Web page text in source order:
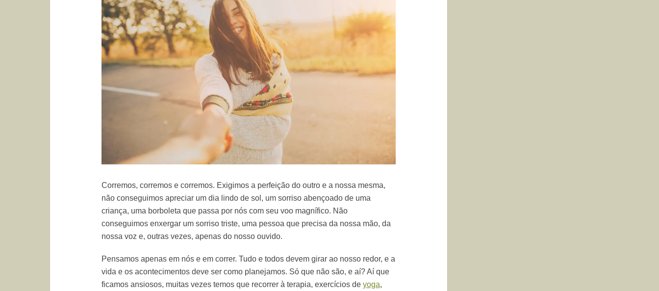
Corremos, corremos e corremos. Exigimos a perfeição do outro e a nossa mesma,
não conseguimos apreciar um dia lindo de sol, um sorriso abençoado de uma
criança, uma borboleta que passa por nós com seu voo magnífico. Não
conseguimos enxergar um sorriso triste, uma pessoa que precisa da nossa mão, da
nossa voz e, outras vezes, apenas do nosso ouvido.
Pensamos apenas em nós e em correr. Tudo e todos devem girar ao nosso redor, e a
vida e os acontecimentos deve ser como planejamos. Só que não são, e aí? Aí que
ficamos ansiosos, muitas vezes temos que recorrer à terapia, exercícios de yoga,